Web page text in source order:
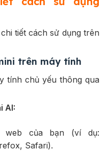
tiết cách sử dụng trên
trên máy tính
tính chủ yếu thông qua
AI:
web của bạn (ví dụ:
Safari).